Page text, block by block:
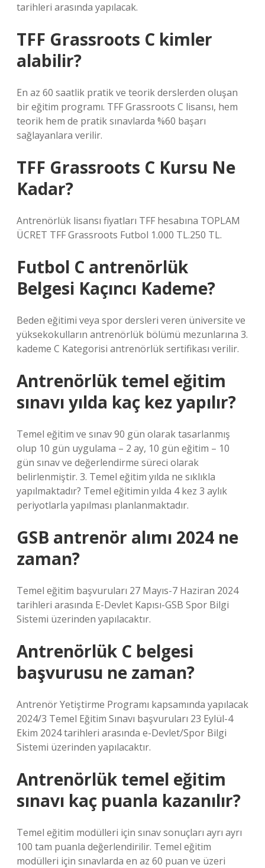
tarihleri ​​arasında yapılacak.
TFF Grassroots C kimler
alabilir?
En az 60 saatlik pratik ve teorik derslerden oluşan
bir eğitim programı. TFF Grassroots C lisansı, hem
teorik hem de pratik sınavlarda %60 başarı
sağlayanlara verilir.
TFF Grassroots C Kursu Ne
Kadar?
Antrenörlük lisansı fiyatları TFF hesabına TOPLAM
ÜCRET TFF Grassroots Futbol 1.000 TL.250 TL.
Futbol C antrenörlük
Belgesi Kaçıncı Kademe?
Beden eğitimi veya spor dersleri veren üniversite ve
yüksekokulların antrenörlük bölümü mezunlarına 3.
kademe C Kategorisi antrenörlük sertifikası verilir.
Antrenörlük temel eğitim
sınavı yılda kaç kez yapılır?
Temel eğitim ve sınav 90 gün olarak tasarlanmış
olup 10 gün uygulama – 2 ay, 10 gün eğitim – 10
gün sınav ve değerlendirme süreci olarak
belirlenmiştir. 3. Temel eğitim yılda ne sıklıkla
yapılmaktadır? Temel eğitimin yılda 4 kez 3 aylık
periyotlarla yapılması planlanmaktadır.
GSB antrenör alımı 2024 ne
zaman?
Temel eğitim başvuruları 27 Mayıs-7 Haziran 2024
tarihleri ​​arasında E-Devlet Kapısı-GSB Spor Bilgi
Sistemi üzerinden yapılacaktır.
Antrenörlük C belgesi
başvurusu ne zaman?
Antrenör Yetiştirme Programı kapsamında yapılacak
2024/3 Temel Eğitim Sınavı başvuruları 23 Eylül-4
Ekim 2024 tarihleri ​​arasında e-Devlet/Spor Bilgi
Sistemi üzerinden yapılacaktır.
Antrenörlük temel eğitim
sınavı kaç puanla kazanılır?
Temel eğitim modülleri için sınav sonuçları ayrı ayrı
100 tam puanla değerlendirilir. Temel eğitim
modülleri için sınavlarda en az 60 puan ve üzeri